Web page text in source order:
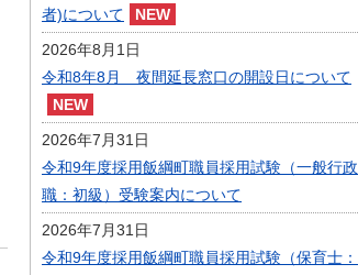
者)について
2026年8月1日
令和8年8月 夜間延長窓口の開設日について
2026年7月31日
令和9年度採用飯綱町職員採用試験（一般行政
職：初級）受験案内について
2026年7月31日
令和9年度採用飯綱町職員採用試験（保育士：